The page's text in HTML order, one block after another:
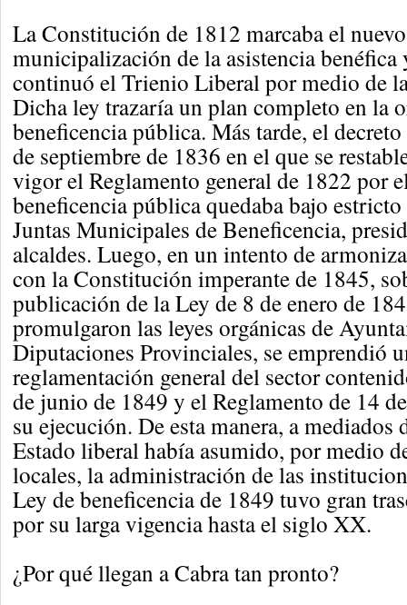
La Constitución de 1812 marcaba el
municipalización de la asistencia benéfica
continuó el Trienio Liberal por medio de
Dicha ley trazaría un plan completo en la
beneficencia pública. Más tarde, el
de septiembre de 1836 en el que se
vigor el Reglamento general de 1822 por
beneficencia pública quedaba bajo
Juntas Municipales de Beneficencia,
alcaldes. Luego, en un intento de
con la Constitución imperante de 1845,
publicación de la Ley de 8 de enero de
promulgaron las leyes orgánicas de
Diputaciones Provinciales, se emprendió
reglamentación general del sector
de junio de 1849 y el Reglamento de 14
su ejecución. De esta manera, a
Estado liberal había asumido, por medio
locales, la administración de las
Ley de beneficencia de 1849 tuvo gran
por su larga vigencia hasta el siglo XX.
¿Por qué llegan a Cabra tan pronto?